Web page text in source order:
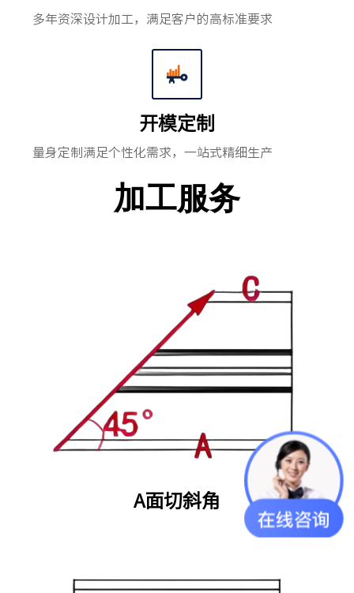
多年资深设计加工，满足客户的高标准要求
开模定制
量身定制满足个性化需求，一站式精细生产
加工服务
A面切斜角